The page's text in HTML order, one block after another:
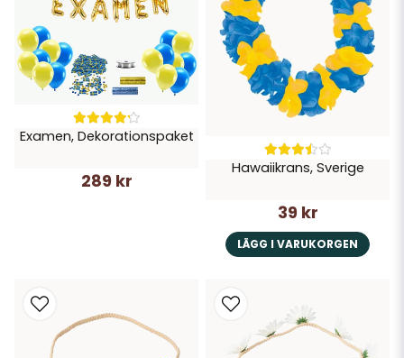
Examen, Dekorationspaket
289 kr
Hawaiikrans, Sverige
39 kr
LÄGG I VARUKORGEN